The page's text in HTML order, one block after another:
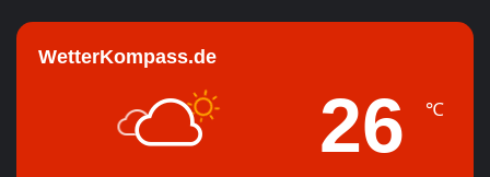
WetterKompass.de
26 ℃